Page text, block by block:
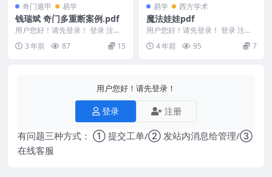
奇门遁甲 易学
钱瑞斌 奇门多重断案例.pdf
用户您好！请先登录！ 登录 注册
钱瑞斌 奇门多重断案例.pdf 23122
01 3 年前 87 15
易学 西方学术
魔法娃娃pdf
用户您好！请先登录！ 登录 注册
4 年前 95 7
用户您好！请先登录！
登录 注册
有问题三种方式： ① 提交工单/② 发站内消息给管理/③
在线客服